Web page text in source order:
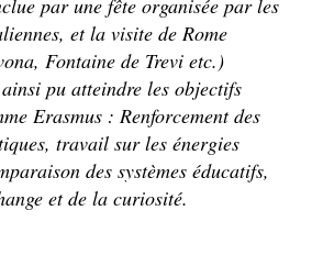
par une fête organisée par les
et la visite de Rome
Fontaine de Trevi etc.)
pu atteindre les objectifs
Erasmus : Renforcement des
travail sur les énergies
des systèmes éducatifs,
et de la curiosité.